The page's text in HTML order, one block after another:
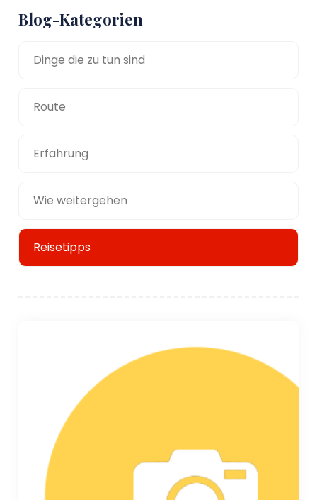
Blog-Kategorien
Dinge die zu tun sind
Route
Erfahrung
Wie weitergehen
Reisetipps